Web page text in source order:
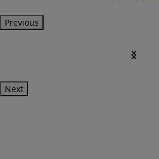
Previous
Next